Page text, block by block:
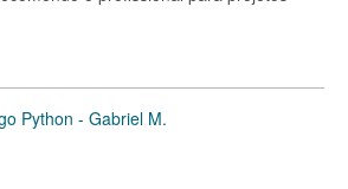
Python - Gabriel M.